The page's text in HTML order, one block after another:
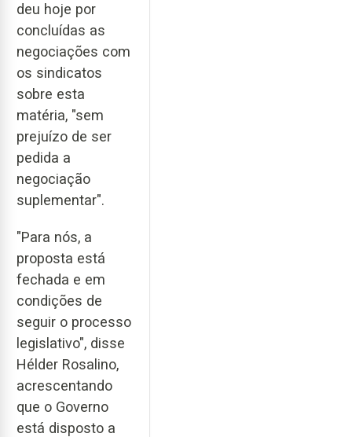
deu hoje por
concluídas as
negociações com
os sindicatos
sobre esta
matéria, "sem
prejuízo de ser
pedida a
negociação
suplementar".
"Para nós, a
proposta está
fechada e em
condições de
seguir o processo
legislativo", disse
Hélder Rosalino,
acrescentando
que o Governo
está disposto a